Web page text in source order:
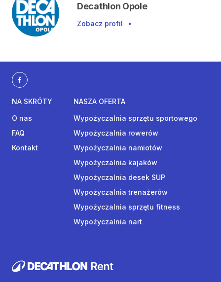
Decathlon Opole
Zobacz profil •
NA SKRÓTY
O nas
FAQ
Kontakt
NASZA OFERTA
Wypożyczalnia sprzętu sportowego
Wypożyczalnia rowerów
Wypożyczalnia namiotów
Wypożyczalnia kajaków
Wypożyczalnia desek SUP
Wypożyczalnia trenażerów
Wypożyczalnia sprzętu fitness
Wypożyczalnia nart